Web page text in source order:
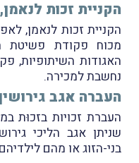
הקניית זכות
הקניית זכות לנאמן,
מכוח פקודת פשיטת
האגודות השיתופיות,
נחשבת למכירה.
העברה אגב
העברת זכויות בזכוּת
שניתן אגב הליכי
בני-הזוג או מהם